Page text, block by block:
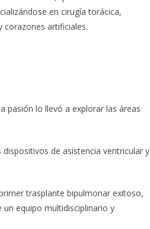
en cirugía torácica,
corazones artificiales.
pasión lo llevó a explorar las áreas
de asistencia ventricular y
trasplante bipulmonar exitoso,
equipo multidisciplinario y